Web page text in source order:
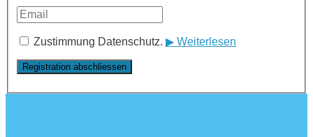
Zustimmung Datenschutz. ▶ Weiterlesen